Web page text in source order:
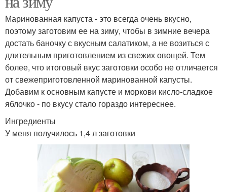
Маринованная капуста - это всегда очень вкусно,
поэтому заготовим ее на зиму, чтобы в зимние вечера
достать баночку с вкусным салатиком, а не возиться с
длительным приготовлением из свежих овощей. Тем
более, что итоговый вкус заготовки особо не отличается
от свежеприготовленной маринованной капусты.
Добавим к основным капусте и моркови кисло-сладкое
яблочко - по вкусу стало гораздо интереснее.
Ингредиенты
У меня получилось 1,4 л заготовки